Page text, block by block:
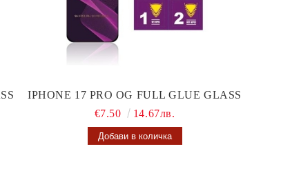
IPHONE 17 PRO OG FULL GLUE GLASS
€7.50
14.67лв.